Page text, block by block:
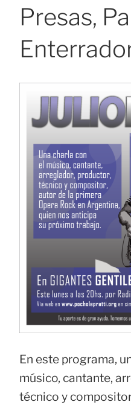
Presas,
En este programa,
músico, cantante,
técnico y